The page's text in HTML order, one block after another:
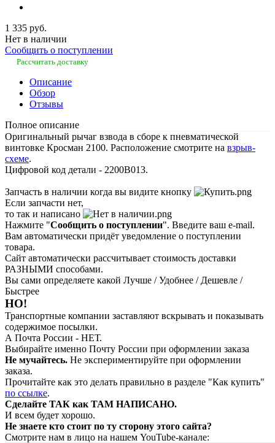
1 335 руб.
Нет в наличии
Сообщить о поступлении
Рассчитать доставку
Описание
Обзор
Отзывы
Полное описание
Оригинальный рычаг взвода в сборе к пневматической
винтовке Кросман 2100. Расположение смотрите на взрыв-
схеме.
Цифровой код детали - 2200B013.
Запчасть в наличии когда вы видите кнопку
Если запчасти нет,
то так и написано
Нажмите "Сообщить о поступлении". Введите ваш e-mail.
Вам автоматически придёт уведомление о поступлении
товара.
Сайт автоматически рассчитывает стоимость доставки
РАЗНЫМИ способами.
Вы сами определяете какой Лучше / Удобнее / Дешевле /
Быстрее
НО!
Транспортные компании заставляют вскрывать и показывать
содержимое посылки.
А Почта России - НЕТ.
Выбирайте именно Почту России при оформлении заказа
Не мучайтесь. Не экспериментируйте при оформлении
заказа.
Прочитайте как это делать правильно в разделе "Как купить"
по ссылке.
Сделайте ТАК как ТАМ НАПИСАНО.
И всем будет хорошо.
Не знаете кто стоит по ту сторону этого сайта?
Смотрите нам в лицо на нашем YouTube-канале: